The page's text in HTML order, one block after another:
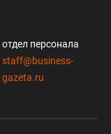
отдел персонала
staff@business-
gazeta.ru